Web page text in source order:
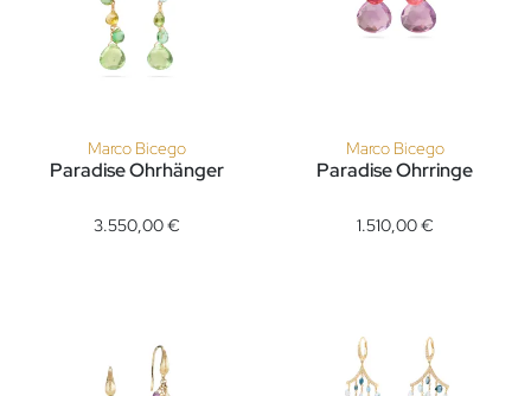
Marco Bicego
Paradise Ohrhänger
3.550,00 €
Marco Bicego
Paradise Ohrringe
1.510,00 €